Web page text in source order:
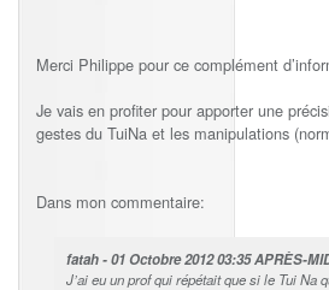
Merci Philippe pour ce complément
Je vais en profiter pour apporter une
gestes du TuiNa et les manipulations
Dans mon commentaire:
fatah - 01 Octobre 2012 03:35 APRÈS-
J’ai eu un prof qui répétait que si le Tui Na